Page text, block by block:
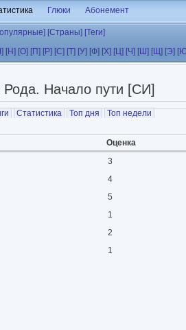
Глюки Абонемент
[Страны] [Теги]
[Н] [О] [П] [Р] [С] [Т] [У] [Ф] [Х] [Ц] [Ч] [Ш] [Щ] [Э]
Рода. Начало пути [СИ]
Статистика Топ дня
Топ недели
Оценка
3
4
5
1
2
1